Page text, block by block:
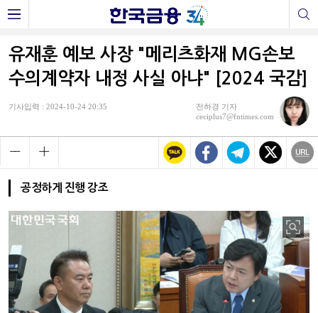
유재훈 예보 사장 "메리츠화재 MG손보
수의계약자 내정 사실 아냐" [2024 국감]
기사입력 : 2024-10-24 20:35
전하경 기자
ceciplus7@fntimes.com
공정하게 진행 강조